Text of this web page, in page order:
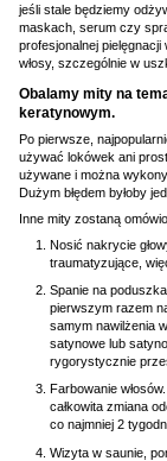
jeśli stale będziemy
maskach, serum czy
profesjonalnej pielęgnacji
włosy, szczególnie w
Obalamy mity na
keratynowym.
Po pierwsze,
używać lokówek ani
używane i można
Dużym błędem byłoby
Inne mity zostaną
Nosić nakrycie
traumatyzujące,
Spanie na
pierwszym razem
samym nawilżenia
satynowe lub
rygorystycznie
Farbowanie
całkowita zmiana
co najmniej 2
Wizyta w saunie,